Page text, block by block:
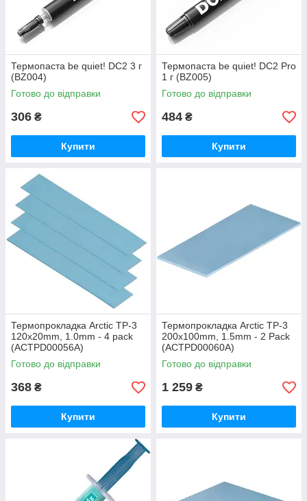
Термопаста be quiet! DC2 3 г
(BZ004)
Готово до відправки
306 ₴
Купити
Термопаста be quiet! DC2 Pro
1 г (BZ005)
Готово до відправки
484 ₴
Купити
Термопрокладка Arctic TP-3
120x20mm, 1.0mm - 4 pack
(ACTPD00056A)
Готово до відправки
368 ₴
Купити
Термопрокладка Arctic TP-3
200x100mm, 1.5mm - 2 Pack
(ACTPD00060A)
Готово до відправки
1 259 ₴
Купити